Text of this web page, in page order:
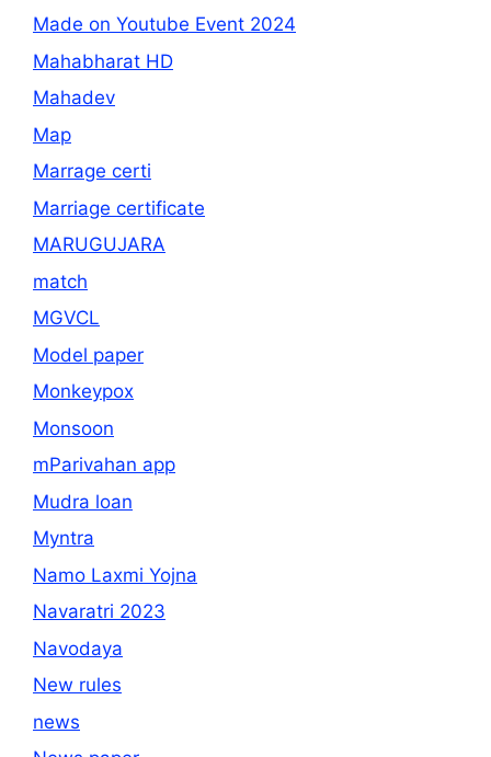
Made on Youtube Event 2024
Mahabharat HD
Mahadev
Map
Marrage certi
Marriage certificate
MARUGUJARA
match
MGVCL
Model paper
Monkeypox
Monsoon
mParivahan app
Mudra loan
Myntra
Namo Laxmi Yojna
Navaratri 2023
Navodaya
New rules
news